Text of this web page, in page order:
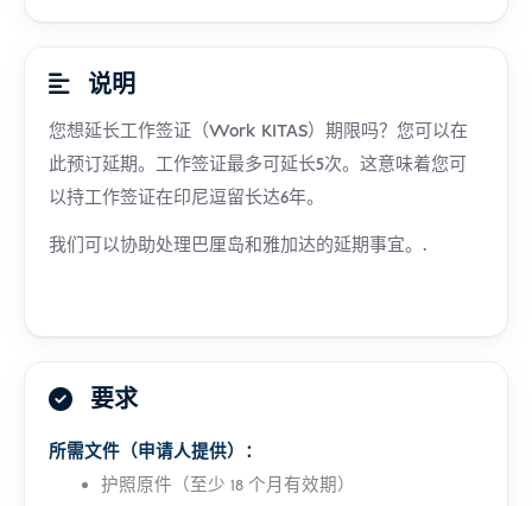
说明
您想延长工作签证（Work KITAS）期限吗？您可以在
此预订延期。工作签证最多可延长5次。这意味着您可
以持工作签证在印尼逗留长达6年。
我们可以协助处理巴厘岛和雅加达的延期事宜。.
要求
所需文件（申请人提供）：
护照原件（至少 18 个月有效期）